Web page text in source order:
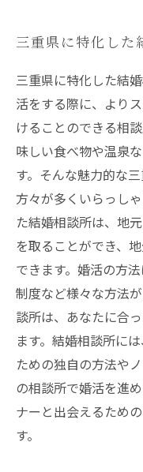
三重県に特化した
三重県に特化した結
活をする際に、より
けることのできる相
味しい食べ物や温泉
す。そんな魅力的な
方々が多くいらっし
た結婚相談所は、地
を取ることができ、
できます。婚活の方
制度など様々な方法
談所は、あなたに合
ます。結婚相談所に
ための独自の方法や
の相談所で婚活を進
ナーと出会えるため
す。